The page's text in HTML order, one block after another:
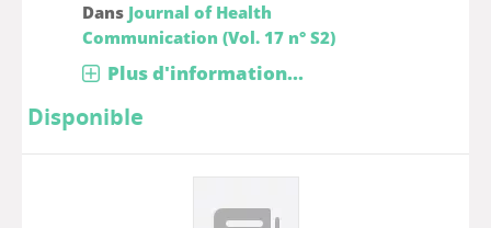
Dans Journal of Health
Communication (Vol. 17 n° S2)
Plus d'information...
Disponible